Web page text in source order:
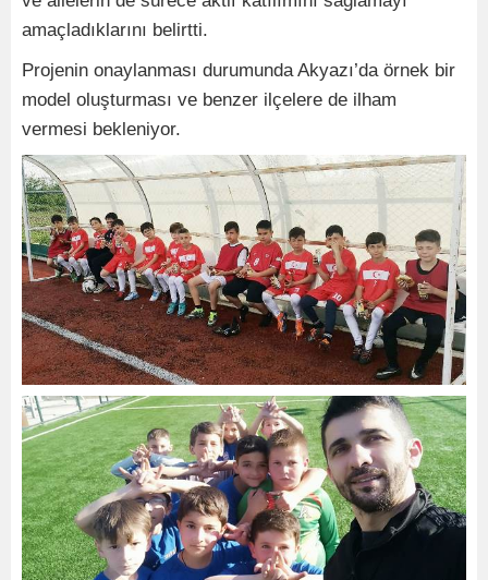
amaçladıklarını belirtti.
Projenin onaylanması durumunda Akyazı’da örnek bir
model oluşturması ve benzer ilçelere de ilham
vermesi bekleniyor.